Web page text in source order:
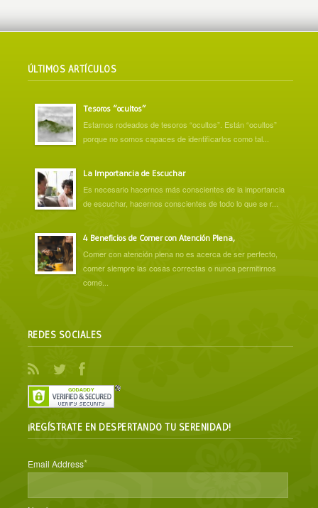
ÚLTIMOS ARTÍCULOS
Tesoros “ocultos”
Estamos rodeados de tesoros “ocultos”. Están “ocultos”
porque no somos capaces de identificarlos como tal...
La Importancia de Escuchar
Es necesario hacernos más conscientes de la importancia
de escuchar, hacernos conscientes de todo lo que se r...
4 Beneficios de Comer con Atención Plena,
Comer con atención plena no es acerca de ser perfecto,
comer siempre las cosas correctas o nunca permitirnos
come...
REDES SOCIALES
¡REGÍSTRATE EN DESPERTANDO TU SERENIDAD!
Email Address*